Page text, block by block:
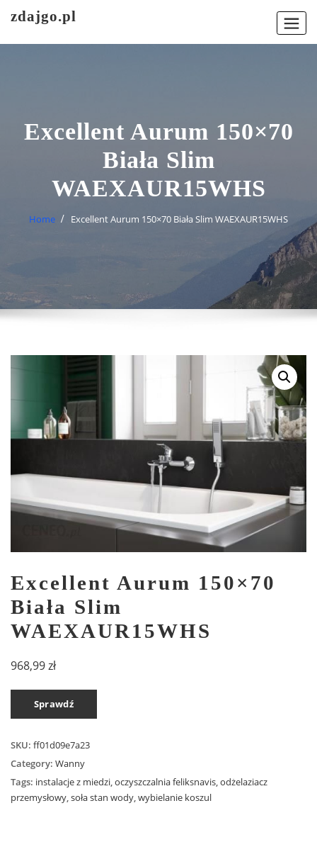
zdajgo.pl
Excellent Aurum 150×70
Biała Slim
WAEXAUR15WHS
Home Excellent Aurum 150×70 Biała Slim WAEXAUR15WHS
Excellent Aurum 150×70
Biała Slim
WAEXAUR15WHS
968,99zł
Sprawdź
SKU: ff01d09e7a23
Category: Wanny
Tags: instalacje z miedzi,oczyszczalnia feliksnavis,odżelaziacz
przemysłowy,soła stan wody,wybielanie koszul